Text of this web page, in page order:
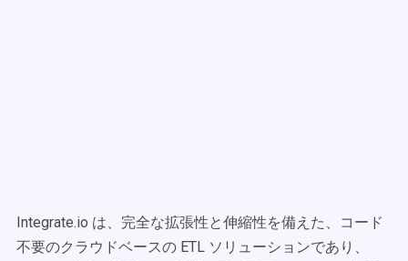
Integrate.io は、完全な拡張性と伸縮性を備えた、コード
不要のクラウドベースの ETL ソリューションであり、